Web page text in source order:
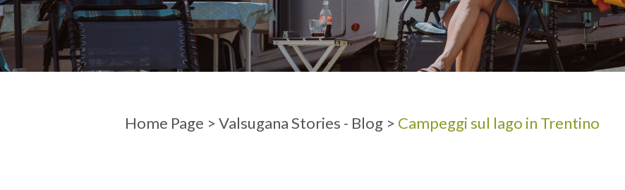
PARTENZA ADULTI
Home Page >Valsugana Stories - Blog > Campeggi sul lago in Trentino